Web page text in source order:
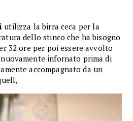
utilizza la birra ceca per la
dello stinco che ha bisogno
32 ore per poi essere avvolto
infornato prima di
accompagnato da un